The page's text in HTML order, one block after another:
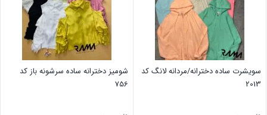
سویشرت ساده دخترانه/مردانه لانگ کد
2013
شومیز دخترانه ساده سرشونه باز کد
756